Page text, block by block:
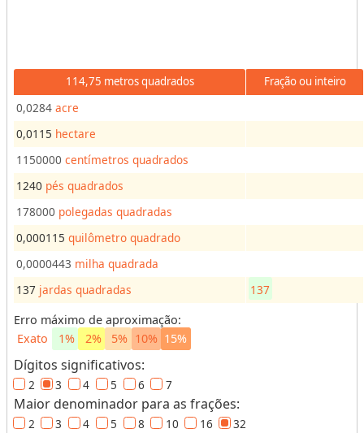
a
o
v
r
o
e
V
o
l
u
m
e
114,75 metros quadrados Fração ou inteiro
0,0284 acre
0,0115 hectare
1150000 centímetros quadrados
1240 pés quadrados
178000 polegadas quadradas
0,000115 quilômetro quadrado
0,0000443 milha quadrada
137 jardas quadradas
137
Erro máximo de aproximação:
Exato
1% 2% 5% 10% 15%
Dígitos significativos:
2 3 4 5 6 7
Maior denominador para as frações:
2 3 4 5 8 10 16 32